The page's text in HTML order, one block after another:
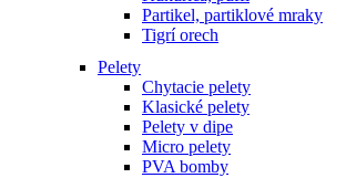
Partikel, partiklové mraky
Tigrí orech
Pelety
Chytacie pelety
Klasické pelety
Pelety v dipe
Micro pelety
PVA bomby